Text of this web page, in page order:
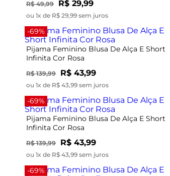
R$ 49,99 R$ 29,99
ou 1x de R$ 29,99 sem juros
-69%
Pijama Feminino Blusa De Alça E Short
Infinita Cor Rosa
R$ 139,99 R$ 43,99
ou 1x de R$ 43,99 sem juros
-69%
Pijama Feminino Blusa De Alça E Short
Infinita Cor Rosa
R$ 139,99 R$ 43,99
ou 1x de R$ 43,99 sem juros
-69%